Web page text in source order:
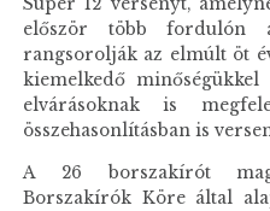
Super 12 versenyt,
először több fordulón
rangsorolják az elmúlt öt
kiemelkedő minőségükkel
elvárásoknak is
összehasonlításban is
A 26 borszakírót
Borszakírók Köre által